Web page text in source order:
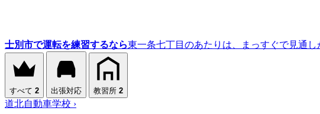
士別市で運転を練習するなら東一条七丁目のあたりは、まっすぐで見通し
すべて 2 出張対応 教習所 2
道北自動車学校 ›